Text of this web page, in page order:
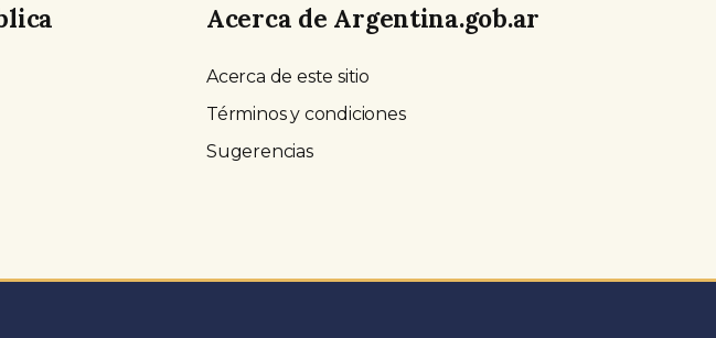
Acerca de Argentina.gob.ar
Acerca de este sitio
Términos y condiciones
Sugerencias